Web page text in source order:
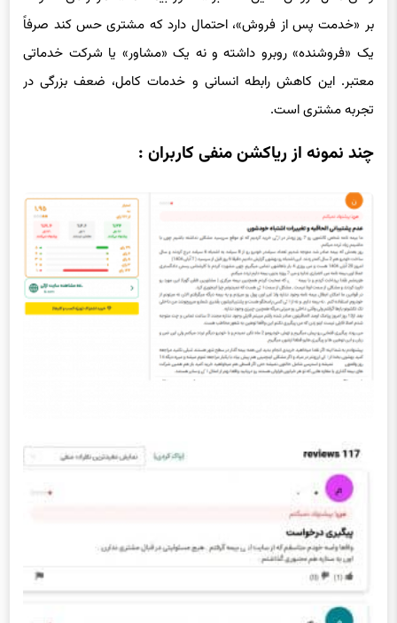
بر «خدمت پس از فروش»، احتمال دارد که مشتری حس کند صرفاً
یک «فروشنده» روبرو داشته و نه یک «مشاور» یا شرکت خدماتی
معتبر. این کاهش رابطه انسانی و خدمات کامل، ضعف بزرگی در
تجربه مشتری است.
چند نمونه از ریاکشن منفی کاربران :